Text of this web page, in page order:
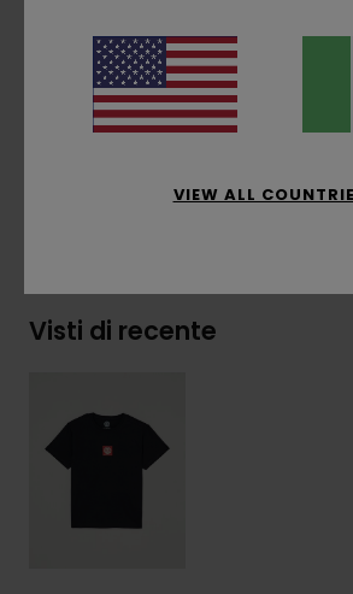
laterale
Composizione[Tessuto
biologico
Visti di recente
VIEW ALL